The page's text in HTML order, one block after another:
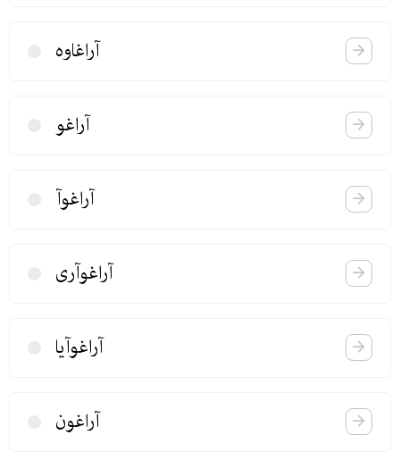
آراغاوە
آراغو
آراغوآ
آراغوآری
آراغوآیا
آراغون